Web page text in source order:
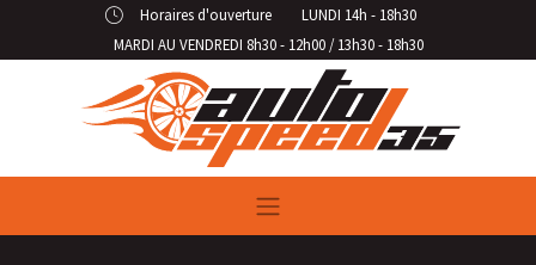
Horaires d'ouverture
LUNDI 14h - 18h30
MARDI AU VENDREDI 8h30 - 12h00 / 13h30 - 18h30